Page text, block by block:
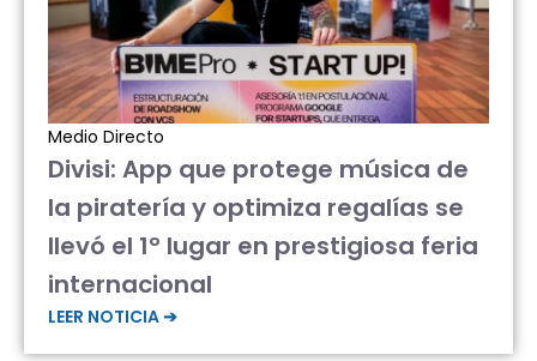
Medio Directo
Divisi: App que protege música de
la piratería y optimiza regalías se
llevó el 1° lugar en prestigiosa feria
internacional
LEER NOTICIA ➔